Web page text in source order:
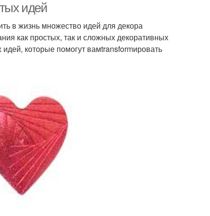
идей
в жизнь множество идей для декора
как простых, так и сложных декоративных
которые помогут вамtransformировать